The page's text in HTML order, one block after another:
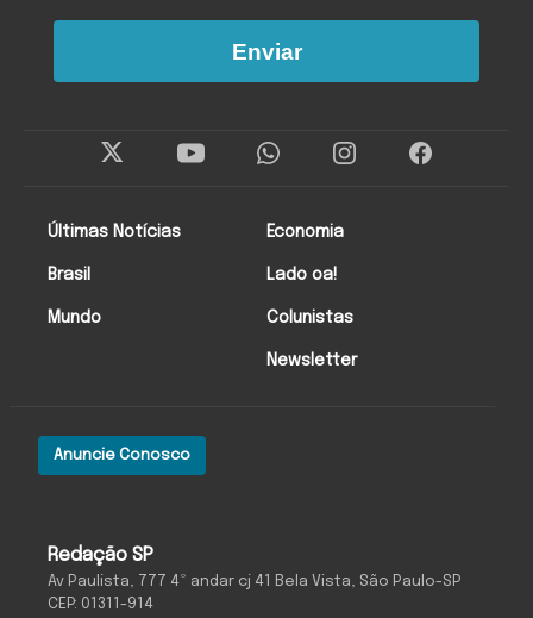
Redação SP
Av Paulista, 777 4º andar cj 41 Bela Vista, São Paulo-SP
CEP: 01311-914
Anuncie Conosco
Últimas Notícias
Brasil
Mundo
Economia
Lado oa!
Colunistas
Newsletter
Enviar